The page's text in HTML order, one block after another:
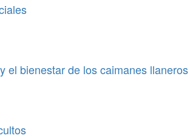
bienestar de los caimanes